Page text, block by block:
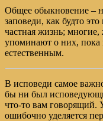
Общее обыкновение –
заповеди, как будто
частная жизнь;
упоминают о них, пока
естественным.
В исповеди самое
бы ни был
что-то вам говорящий.
ошибочно уделяется